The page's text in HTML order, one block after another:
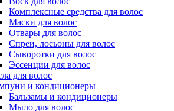
Комплексные средства для волос
Маски для волос
Отвары для волос
Спреи, лосьоны для волос
Сыворотки для волос
Эссенции для волос
для волос
и кондиционеры
Бальзамы и кондиционеры
Мыло для волос